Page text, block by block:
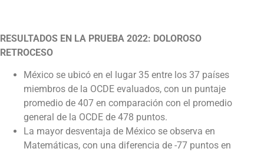
RESULTADOS EN LA PRUEBA 2022: DOLOROSO
RETROCESO
México se ubicó en el lugar 35 entre los 37 países
miembros de la OCDE evaluados, con un puntaje
promedio de 407 en comparación con el promedio
general de la OCDE de 478 puntos.
La mayor desventaja de México se observa en
Matemáticas, con una diferencia de -77 puntos en